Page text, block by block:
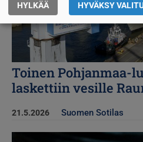
Toinen Pohjanmaa-
laskettiin vesille
21.5.2026 Suomen Sotilas
HYLKÄÄ HYVÄKSY